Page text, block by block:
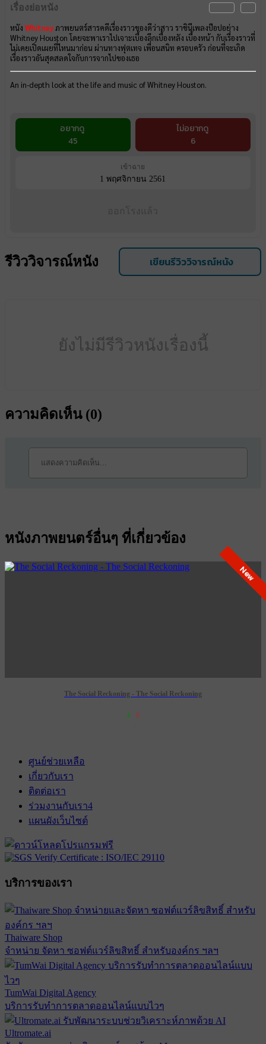
เรื่องย่อหนัง
หนัง Whitneyภาพยนตร์สารคดีเรื่องราวของดีว่าสาว ราชินีเพลงป๊อปอย่าง
Whitney Houston โดยจะพาเราไปเจาะเบื้องลึกเบื้องหลัง เบื้องหน้า กับเรื่องราวที่
ไม่เคยเปิดเผยที่ไหนมาก่อน ผ่านทางฟุตเทจ เพื่อนสนิท ครอบครัว ก่อนที่จะเกิด
เรื่องราวอันสุดสลดใจกับการจากไปของเธอ
An in-depth look at the life and music of Whitney Houston.
อยากดู
45
ไม่อยากดู
6
เข้าฉาย
1 พฤศจิกายน 2561
รีวิววิจารณ์หนัง เขียนรีวิววิจารณ์หนัง
ยังไม่มีรีวิวหนังเรื่องนี้
ความคิดเห็น (0)
หนังภาพยนตร์อื่นๆ ที่เกี่ยวข้อง
New
The Social Reckoning - The Social Reckoning
4 0
ศูนย์ช่วยเหลือ
เกี่ยวกับเรา
ติดต่อเรา
ร่วมงานกับเรา4
แผนผังเว็บไซต์
บริการของเรา
Thaiware Shop
จำหน่าย จัดหา ซอฟต์แวร์ลิขสิทธิ์ สำหรับองค์กร ฯลฯ
TumWai Digital Agency
บริการรับทำการตลาดออนไลน์แบบไวๆ
Ultromate.ai